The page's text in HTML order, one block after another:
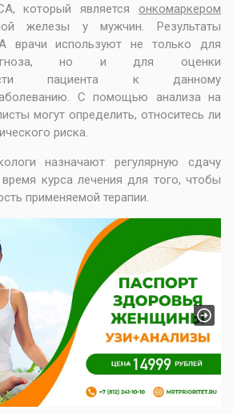
который является онкомаркером
железы у мужчин. Результаты
врачи используют не только для
но и для оценки
пациента к данному
С помощью анализа на
могут определить, относитесь ли
риска.
назначают регулярную сдачу
курса лечения для того, чтобы
применяемой терапии.
Next